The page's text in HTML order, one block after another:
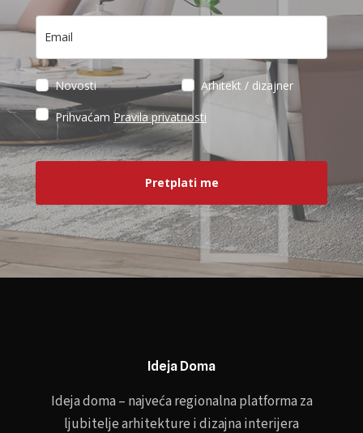
Novosti Arhitekt / dizajner
Prihvaćam Pravila privatnosti
Pretplati me
Ideja Doma
Ideja doma – najveća regionalna platforma za
ljubitelje arhitekture i dizajna interijera